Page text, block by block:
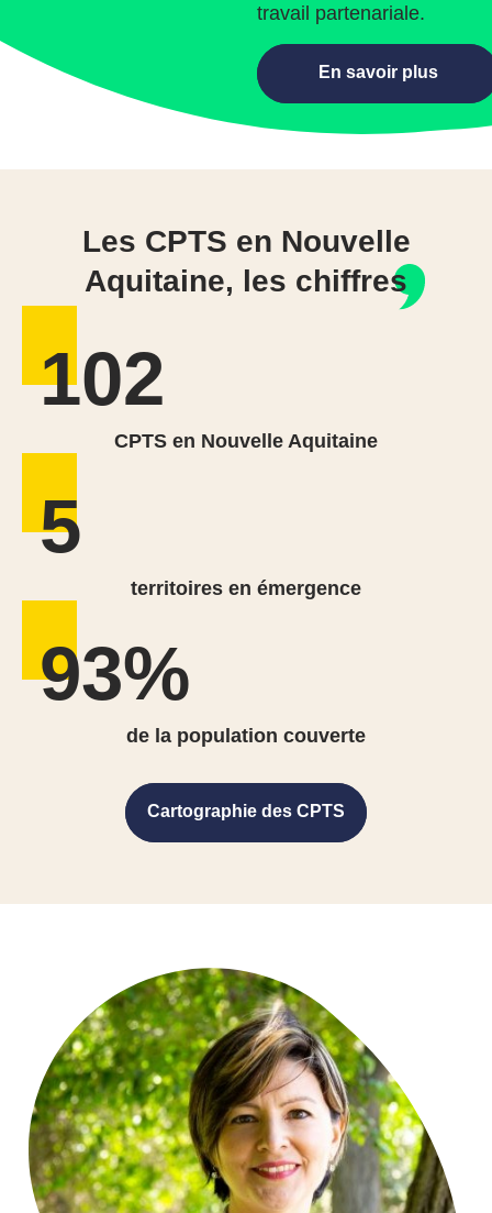
travail partenariale.
En savoir plus
Les CPTS en Nouvelle
Aquitaine, les chiffres
CPTS en Nouvelle Aquitaine
102
territoires en émergence
5
de la population couverte
93%
Cartographie des CPTS
Cartographie des CPTS